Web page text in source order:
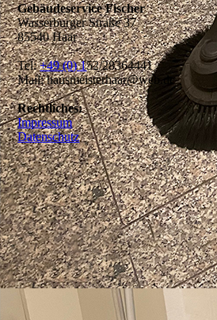
Gebäudeservice Fischer
Wasserburger Straße 37
85540 Haar
Tel:+49 (0) 152/28364441
Mail: hausmeisterhaar@web.de
Rechtliches:
Impressum
Datenschutz